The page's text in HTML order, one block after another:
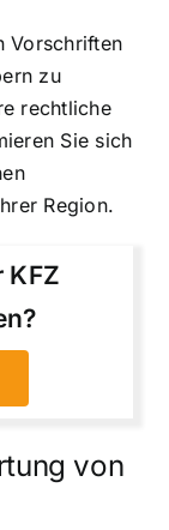
Vorschriften
zu
rechtliche
Sie sich
Region.
KFZ
von